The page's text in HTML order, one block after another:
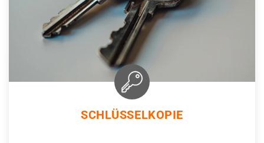
SCHLÜSSELKOPIE